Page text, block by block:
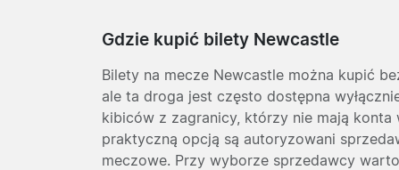
Gdzie kupić bilety Newcastle
Bilety na mecze Newcastle można kupić
ale ta droga jest często dostępna
kibiców z zagranicy, którzy nie mają konta
praktyczną opcją są autoryzowani
meczowe. Przy wyborze sprzedawcy